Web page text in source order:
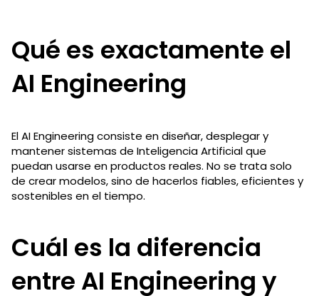
Qué es exactamente el
AI Engineering
El AI Engineering consiste en diseñar, desplegar y
mantener sistemas de Inteligencia Artificial que
puedan usarse en productos reales. No se trata solo
de crear modelos, sino de hacerlos fiables, eficientes y
sostenibles en el tiempo.
Cuál es la diferencia
entre AI Engineering y